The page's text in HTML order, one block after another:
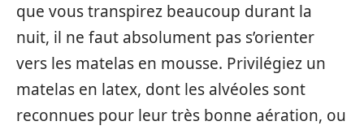
que vous transpirez beaucoup durant la
nuit, il ne faut absolument pas s’orienter
vers les matelas en mousse. Privilégiez un
matelas en latex, dont les alvéoles sont
reconnues pour leur très bonne aération, ou